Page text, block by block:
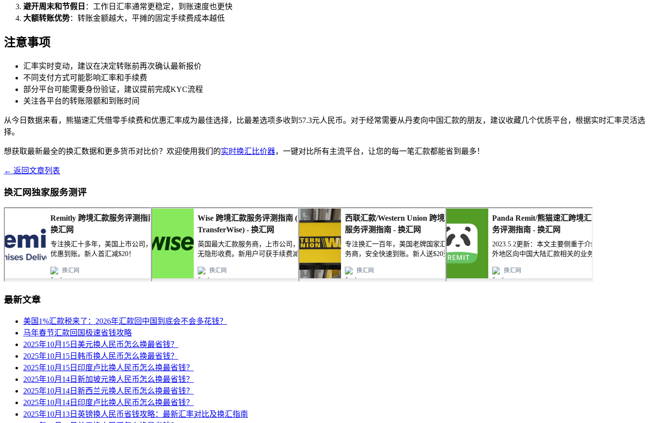
避开周末和节假日 ：工作日汇率通常更稳定，到账速度也更快
大额转账优势：转账金额越大，平摊的固定手续费成本越低
注意事项
汇率实时变动，建议在决定转账前再次确认最新报价
不同支付方式可能影响汇率和手续费
部分平台可能需要身份验证，建议提前完成KYC流程
关注各平台的转账限额和到账时间
从今日数据来看，熊猫速汇凭借零手续费和优惠汇率成为最佳选择，比最差选项多收到57.3元人民币。对于经常需要从丹麦向中国汇款的朋友，建议收藏几个优质平台，根据实时汇率灵活选
择。
想获取最新最全的换汇数据和更多货币对比价？欢迎使用我们的实时换汇比价器，一键对比所有主流平台，让您的每一笔汇款都能省到最多！
← 返回文章列表
换汇网独家服务测评
最新文章
美国1%汇款税来了：2026年汇款回中国到底会不会多花钱？
马年春节汇款回国极速省钱攻略
2025年10月15日美元换人民币怎么换最省钱？
2025年10月15日韩币换人民币怎么换最省钱？
2025年10月15日印度卢比换人民币怎么换最省钱？
2025年10月14日新加坡元换人民币怎么换最省钱？
2025年10月14日新西兰元换人民币怎么换最省钱？
2025年10月14日印度卢比换人民币怎么换最省钱？
2025年10月13日英镑换人民币省钱攻略：最新汇率对比及换汇指南